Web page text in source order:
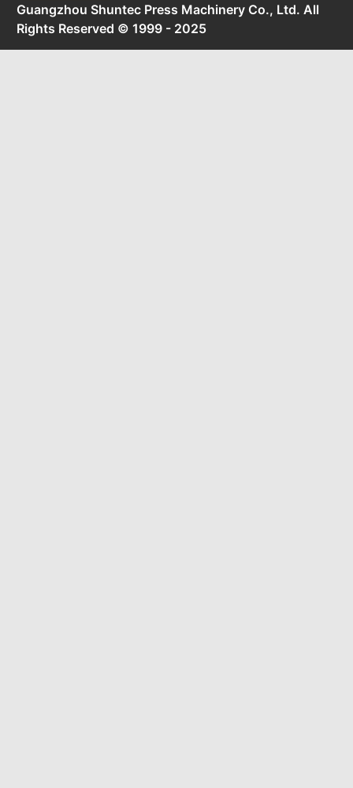
Guangzhou Shuntec Press Machinery Co., Ltd. All
Rights Reserved © 1999 - 2025